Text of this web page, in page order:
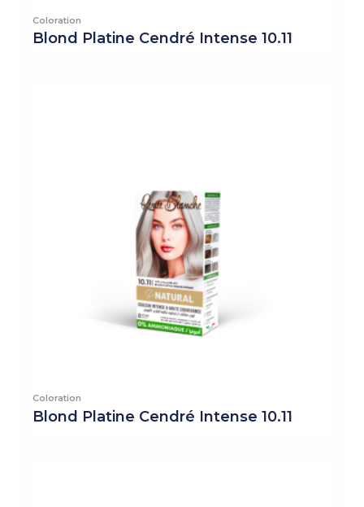
Coloration
Blond Platine Cendré Intense 10.11
Coloration
Blond Platine Cendré Intense 10.11